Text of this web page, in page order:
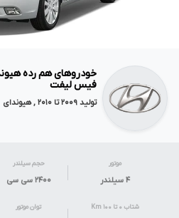
فیس لیفت
تولید ۲۰۰۹ تا ۲۰۱۰ , هیوندای
موتور
۴ سیلندر
حجم سیلندر
۲۴۰۰ سی سی
شتاب ۰ تا ۱۰۰ Km توان موتور